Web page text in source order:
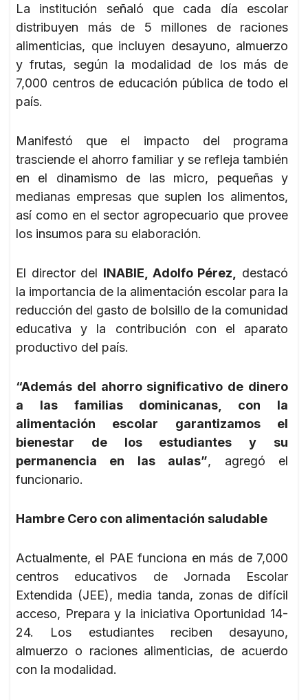
La institución señaló que cada día escolar
distribuyen más de 5 millones de raciones
alimenticias, que incluyen desayuno, almuerzo
y frutas, según la modalidad de los más de
7,000 centros de educación pública de todo el
país.
Manifestó que el impacto del programa
trasciende el ahorro familiar y se refleja también
en el dinamismo de las micro, pequeñas y
medianas empresas que suplen los alimentos,
así como en el sector agropecuario que provee
los insumos para su elaboración.
El director del INABIE, Adolfo Pérez,
destacó
la importancia de la alimentación escolar para la
reducción del gasto de bolsillo de la comunidad
educativa y la contribución con el aparato
productivo del país.
“Además del ahorro significativo de dinero
a las familias dominicanas, con la
alimentación escolar garantizamos el
bienestar de los estudiantes y su
permanencia en las aulas”, agregó el
funcionario.
Hambre Cero con alimentación saludable
Actualmente, el PAE funciona en más de 7,000
centros educativos de Jornada Escolar
Extendida (JEE), media tanda, zonas de difícil
acceso, Prepara y la iniciativa Oportunidad 14-
24. Los estudiantes reciben desayuno,
almuerzo o raciones alimenticias, de acuerdo
con la modalidad.